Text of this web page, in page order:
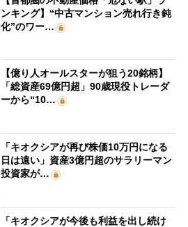
ンキング】“中古マンション売れ行き鈍
化”のワー…
【億り人オールスターが狙う20銘柄】
「総資産69億円超」90歳現役トレーダ
ーから“10…
「キオクシアが再び株価10万円になる
日は遠い」資産3億円超のサラリーマン
投資家が…
「キオクシアが今後も利益を出し続け